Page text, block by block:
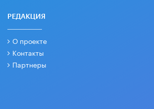
РЕДАКЦИЯ
О проекте
Контакты
Партнеры